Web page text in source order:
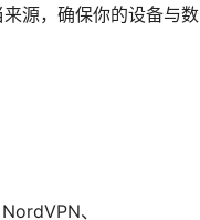
源，确保你的设备与数
、